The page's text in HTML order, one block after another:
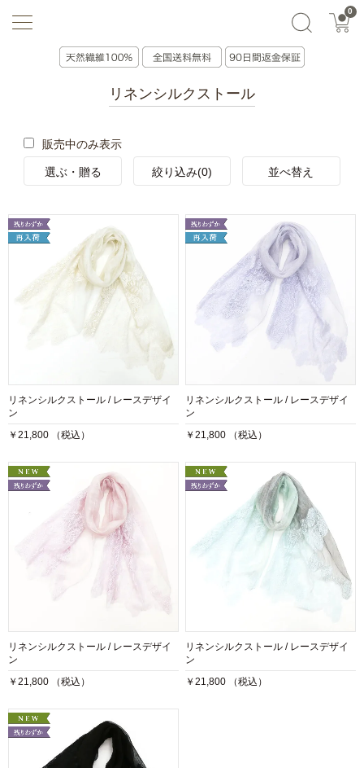
0
絞り込み(0)
リネンシルクストール
販売中のみ表示
選ぶ・贈る 絞り込み(0) 並べ替え
リネンシルクストール / レースデザイ
ン
￥21,800 （税込）
リネンシルクストール / レースデザイ
ン
￥21,800 （税込）
リネンシルクストール / レースデザイ
ン
￥21,800 （税込）
リネンシルクストール / レースデザイ
ン
￥21,800 （税込）